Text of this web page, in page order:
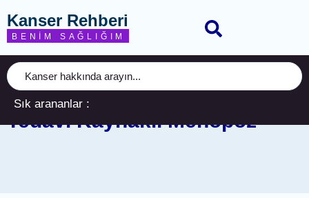
Kanser Rehberi
BENIM SAĞLIĞIM
Tedavi Kaynaklı Menopoz
Sık arananlar :